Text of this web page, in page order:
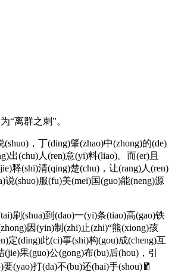
“离群之刺”。
，丁(ding)肇(zhao)中(zhong)的(de)
出(chu)人(ren)意(yi)料(liao)。而(er)且
释(shi)清(qing)楚(chu)，让(rang)人(ren)
(shuo)服(fu)美(mei)国(guo)能(neng)源
刷(shua)到(dao)一(yi)条(tiao)高(gao)铁
因(yin)制(zhi)止(zhi)“熊(xiong)孩
定(ding)此(ci)事(shi)构(gou)成(cheng)互
果(guo)公(gong)布(bu)后(hou)，引
(yao)打(da)不(bu)还(hai)手(shou)🧧